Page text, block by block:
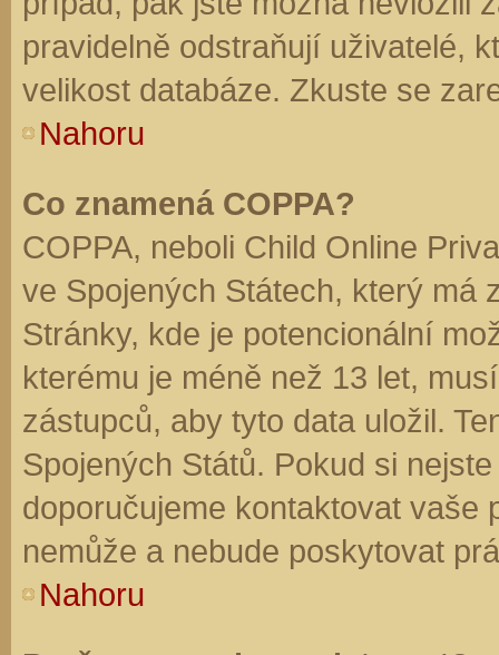
pravidelně odstraňují uživatelé,
velikost databáze. Zkuste se
Nahoru
Co znamená COPPA?
COPPA, neboli Child Online
ve Spojených Státech, který má
Stránky, kde je potencionální
kterému je méně než 13 let,
zástupců, aby tyto data uložil.
Spojených Států. Pokud si
doporučujeme kontaktovat vaše
nemůže a nebude poskytovat
Nahoru